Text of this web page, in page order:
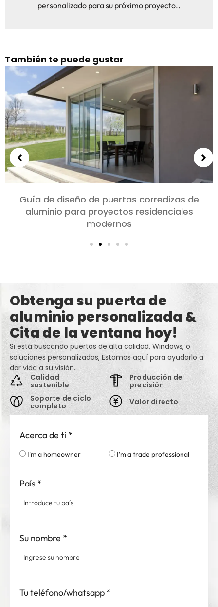
personalizado para su próximo proyecto..
También te puede gustar
Elección de puertas de aluminio para
dormitorios y salones: Comodidad, Estilo, y
privacidad
Obtenga su puerta de
aluminio personalizada &
Cita de la ventana hoy!
Si está buscando puertas de alta calidad, Windows, o
soluciones personalizadas, Estamos aquí para ayudarlo a
dar vida a su visión..
Calidad
sostenible
Soporte de ciclo
completo
Producción de
precisión
Valor directo
Acerca de ti *
I'm a homeowner I'm a trade professional
País *
Su nombre *
Tu teléfono/whatsapp *